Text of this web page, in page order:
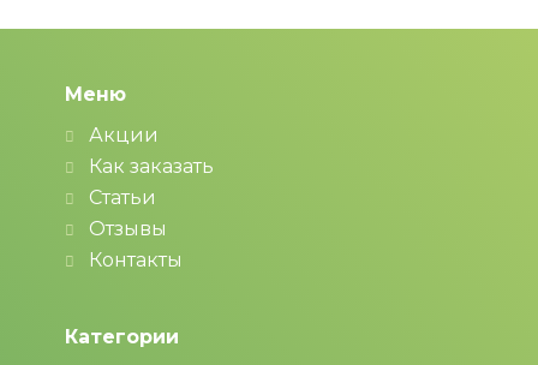
Меню
Акции
Как заказать
Статьи
Отзывы
Контакты
Категории